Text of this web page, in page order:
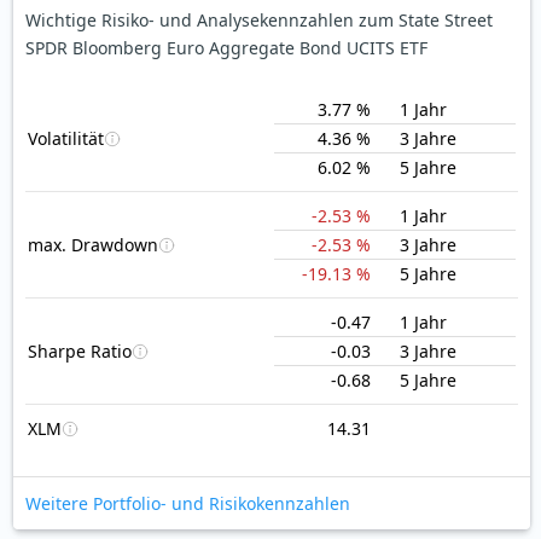
Wichtige Risiko- und Analysekennzahlen zum State Street
SPDR Bloomberg Euro Aggregate Bond UCITS ETF
Volatilität
3.77 %
1 Jahr
4.36 %
3 Jahre
6.02 %
5 Jahre
max. Drawdown
-2.53 %
1 Jahr
-2.53 %
3 Jahre
-19.13 %
5 Jahre
Sharpe Ratio
-0.47
1 Jahr
-0.03
3 Jahre
-0.68
5 Jahre
XLM 14.31
Weitere Portfolio- und Risikokennzahlen